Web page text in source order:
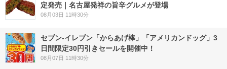
定発売｜名古屋発祥の旨辛グルメが登場
08月03日 11時30分
セブン‐イレブン「からあげ棒」「アメリカンドッグ」3
日間限定30円引きセールを開催中！
08月07日 11時30分